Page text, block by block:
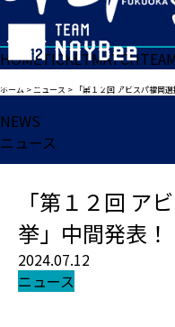
HOMETICKETMATCHTEAM
ホーム >ニュース > 「第１２回 アビスパ福岡
NEWS
ニュース
「第１２回 ア
挙」中間発表！
2024.07.12
ニュース